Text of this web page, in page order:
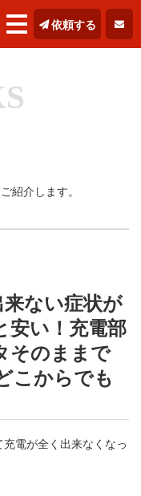
依頼する
紹介します。
ない症状が
安い！充電部
そのままで
こからでも
電が全く出来なくなっ